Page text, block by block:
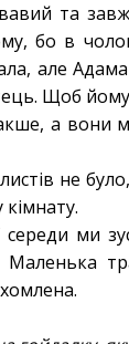
та
бо в
але
Щоб
а вони
не
кімнату.
середи ми